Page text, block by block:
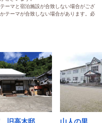
ーマと宿泊施設が合致しない場合がござ
テーマが合致しない場合があります。必
旧高木邸 山人の里